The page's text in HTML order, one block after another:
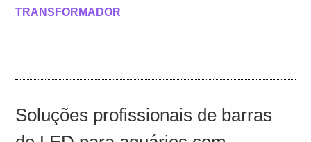
TRANSFORMADOR
Soluções profissionais de barras